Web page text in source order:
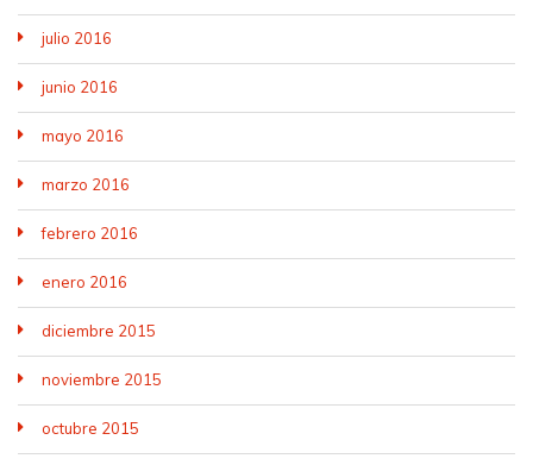
julio 2016
junio 2016
mayo 2016
marzo 2016
febrero 2016
enero 2016
diciembre 2015
noviembre 2015
octubre 2015